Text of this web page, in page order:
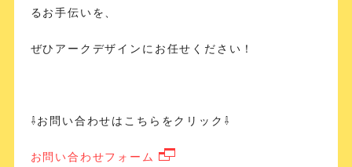
るお手伝いを、
ぜひアークデザインにお任せください！
⇩お問い合わせはこちらをクリック⇩
お問い合わせフォーム